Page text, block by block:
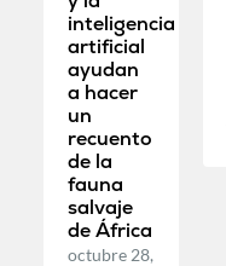
inteligencia
artificial
ayudan
a hacer
un
recuento
de la
fauna
salvaje
de África
octubre 28,